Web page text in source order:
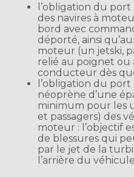
l’obligation du
des navires à
bord avec
déporté, ainsi
moteur (un jetski,
relié au poignet ou
conducteur dès
l’obligation du
néoprène d’une
minimum pour les
et passagers) des
moteur : l’objectif
de blessures qui
par le jet de la
l’arrière du